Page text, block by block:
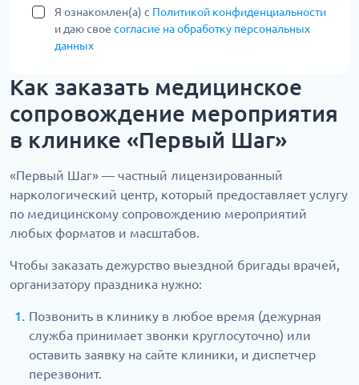
Я ознакомлен(а) с Политикой конфиденциальности
и даю свое согласие на обработку персональных
данных
Как заказать медицинское
сопровождение мероприятия
в клинике «Первый Шаг»
«Первый Шаг» — частный лицензированный
наркологический центр, который предоставляет услугу
по медицинскому сопровождению мероприятий
любых форматов и масштабов.
Чтобы заказать дежурство выездной бригады врачей,
организатору праздника нужно:
Позвонить в клинику в любое время (дежурная
служба принимает звонки круглосуточно) или
оставить заявку на сайте клиники, и диспетчер
перезвонит.